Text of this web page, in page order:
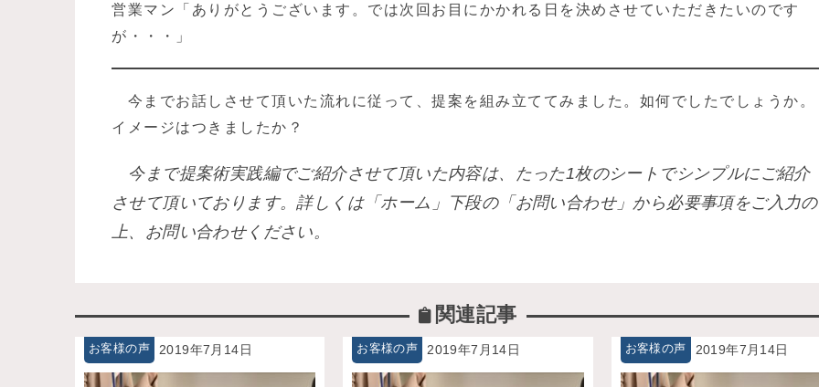
営業マン「ありがとうございます。では次回お目にかかれる日を決めさせていただきたいのです
が・・・」
今までお話しさせて頂いた流れに従って、提案を組み立ててみました。如何でしたでしょうか。
イメージはつきましたか？
今まで提案術実践編でご紹介させて頂いた内容は、たった1枚のシートでシンプルにご紹介
させて頂いております。詳しくは「ホーム」下段の「お問い合わせ」から必要事項をご入力の
上、お問い合わせください。
関連記事
お客様の声 2019年7月14日 お客様の声 2019年7月14日 お客様の声 2019年7月14日